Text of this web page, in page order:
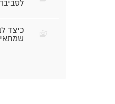
כיצד